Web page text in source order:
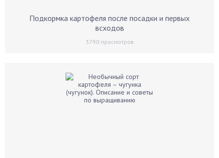
Подкормка картофеля после посадки и первых
всходов
3790просмотров